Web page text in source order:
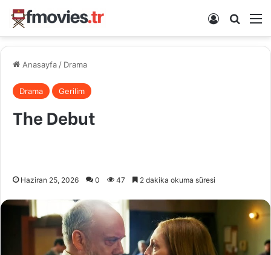
Kayıt Ol
Anasayfa / Drama
Drama Gerilim
The Debut
Haziran 25, 2026 0 47 2 dakika okuma süresi